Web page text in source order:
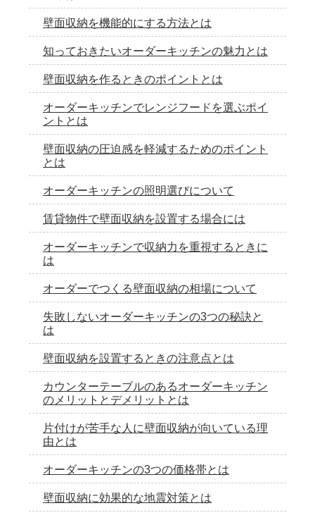
壁面収納を機能的にする方法とは
知っておきたいオーダーキッチンの魅力とは
壁面収納を作るときのポイントとは
オーダーキッチンでレンジフードを選ぶポイ
ントとは
壁面収納の圧迫感を軽減するためのポイント
とは
オーダーキッチンの照明選びについて
賃貸物件で壁面収納を設置する場合には
オーダーキッチンで収納力を重視するときに
は
オーダーでつくる壁面収納の相場について
失敗しないオーダーキッチンの3つの秘訣と
は
壁面収納を設置するときの注意点とは
カウンターテーブルのあるオーダーキッチン
のメリットとデメリットとは
片付けが苦手な人に壁面収納が向いている理
由とは
オーダーキッチンの3つの価格帯とは
壁面収納に効果的な地震対策とは